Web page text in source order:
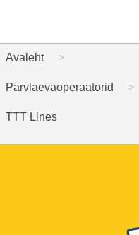
Avaleht
Parvlaevaoperaatorid
TTT Lines